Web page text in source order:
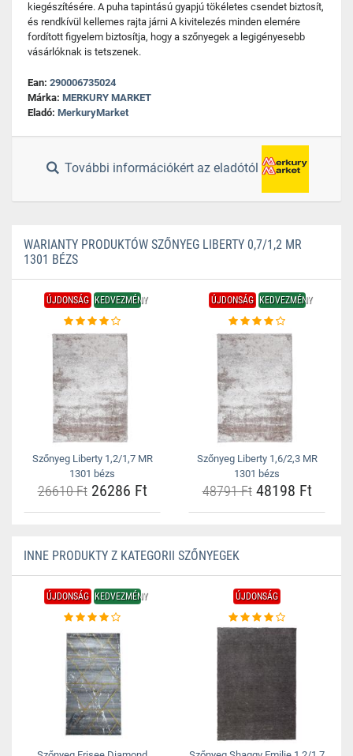
kiegészítésére. A puha tapintású gyapjú tökéletes csendet biztosít,
és rendkívül kellemes rajta járni A kivitelezés minden elemére
fordított figyelem biztosítja, hogy a szőnyegek a legigényesebb
vásárlóknak is tetszenek.
Ean: 290006735024
Márka: MERKURY MARKET
Eladó: MerkuryMarket
További információkért az eladótól
WARIANTY PRODUKTÓW SZŐNYEG LIBERTY 0,7/1,2 MR
1301 BÉZS
ÚJDONSÁG KEDVEZMÉNY
Szőnyeg Liberty 1,2/1,7 MR
1301 bézs
26610 Ft26286 Ft
ÚJDONSÁG KEDVEZMÉNY
Szőnyeg Liberty 1,6/2,3 MR
1301 bézs
48791 Ft48198 Ft
INNE PRODUKTY Z KATEGORII SZŐNYEGEK
ÚJDONSÁG KEDVEZMÉNY ÚJDONSÁG